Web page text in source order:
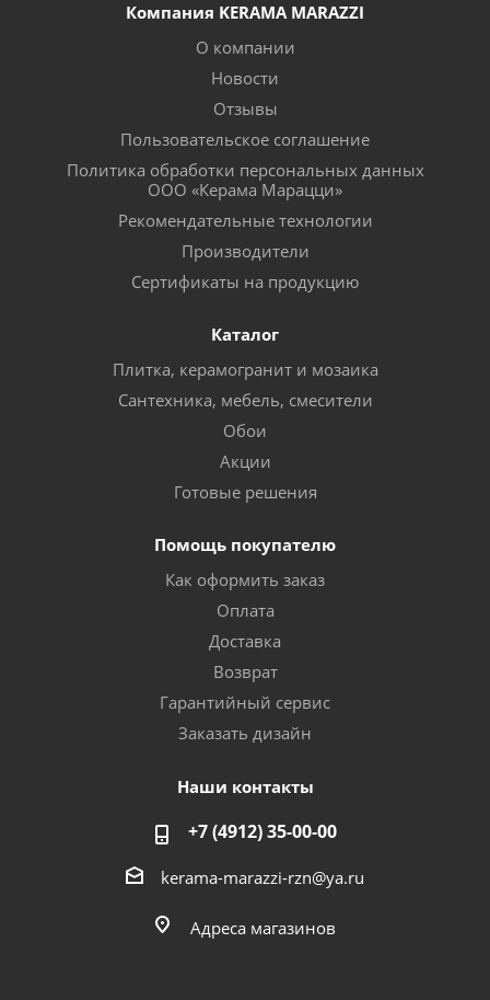
Компания KERAMA MARAZZI
О компании
Новости
Отзывы
Пользовательское соглашение
Политика обработки персональных данных
ООО «Керама Марацци»
Рекомендательные технологии
Производители
Сертификаты на продукцию
Каталог
Плитка, керамогранит и мозаика
Сантехника, мебель, смесители
Обои
Акции
Готовые решения
Помощь покупателю
Как оформить заказ
Оплата
Доставка
Возврат
Гарантийный сервис
Заказать дизайн
Наши контакты
+7 (4912) 35-00-00
kerama-marazzi-rzn@ya.ru
Адреса магазинов